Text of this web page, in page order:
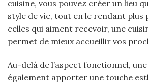
cuisine, vous pouvez créer un lieu
style de vie, tout en le rendant plus
celles qui aiment recevoir, une
permet de mieux accueillir vos
Au-delà de l’aspect fonctionnel,
également apporter une touche